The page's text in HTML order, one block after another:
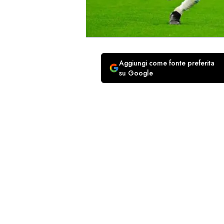
Aggiungi come fonte preferita
su Google